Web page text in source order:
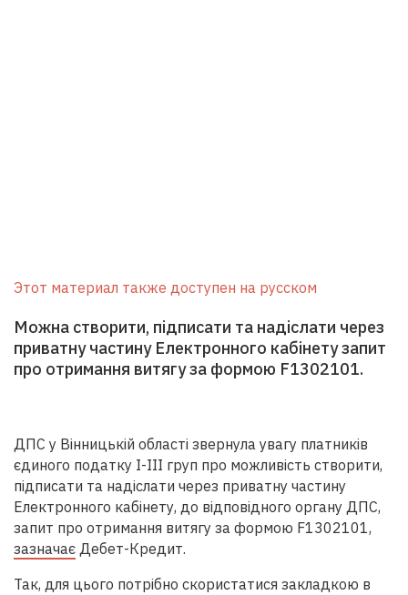
Этот материал также доступен на русском
Можна створити, підписати та надіслати через
приватну частину Електронного кабінету запит
про отримання витягу за формою F1302101.
ДПС у Вінницькій області звернула увагу платників
єдиного податку І-ІІІ груп про можливість створити,
підписати та надіслати через приватну частину
Електронного кабінету, до відповідного органу ДПС,
запит про отримання витягу за формою F1302101,
зазначає Дебет-Кредит.
Так, для цього потрібно скористатися закладкою в